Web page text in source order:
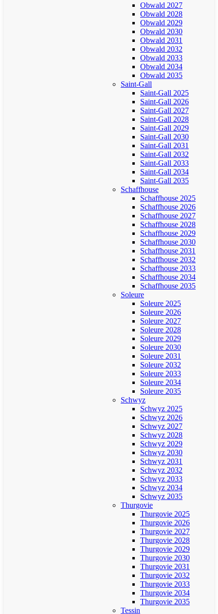
Obwald 2027
Obwald 2028
Obwald 2029
Obwald 2030
Obwald 2031
Obwald 2032
Obwald 2033
Obwald 2034
Obwald 2035
Saint-Gall
Saint-Gall 2025
Saint-Gall 2026
Saint-Gall 2027
Saint-Gall 2028
Saint-Gall 2029
Saint-Gall 2030
Saint-Gall 2031
Saint-Gall 2032
Saint-Gall 2033
Saint-Gall 2034
Saint-Gall 2035
Schaffhouse
Schaffhouse 2025
Schaffhouse 2026
Schaffhouse 2027
Schaffhouse 2028
Schaffhouse 2029
Schaffhouse 2030
Schaffhouse 2031
Schaffhouse 2032
Schaffhouse 2033
Schaffhouse 2034
Schaffhouse 2035
Soleure
Soleure 2025
Soleure 2026
Soleure 2027
Soleure 2028
Soleure 2029
Soleure 2030
Soleure 2031
Soleure 2032
Soleure 2033
Soleure 2034
Soleure 2035
Schwyz
Schwyz 2025
Schwyz 2026
Schwyz 2027
Schwyz 2028
Schwyz 2029
Schwyz 2030
Schwyz 2031
Schwyz 2032
Schwyz 2033
Schwyz 2034
Schwyz 2035
Thurgovie
Thurgovie 2025
Thurgovie 2026
Thurgovie 2027
Thurgovie 2028
Thurgovie 2029
Thurgovie 2030
Thurgovie 2031
Thurgovie 2032
Thurgovie 2033
Thurgovie 2034
Thurgovie 2035
Tessin